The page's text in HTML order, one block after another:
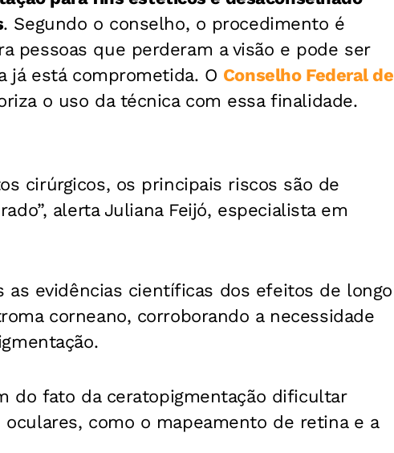
. Segundo o conselho, o procedimento é
pessoas que perderam a visão e pode ser
já está comprometida. O Conselho Federal de
o uso da técnica com essa finalidade.
cirúrgicos, os principais riscos são de
alerta Juliana Feijó, especialista em
as evidências científicas dos efeitos de longo
corneano, corroborando a necessidade
do fato da ceratopigmentação dificultar
como o mapeamento de retina e a